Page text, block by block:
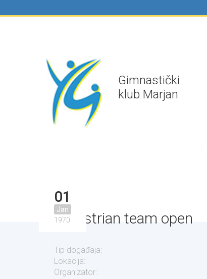
Gimnastički
klub Marjan
01
Jan
1970
3.Austrian team open
Tip događaja:
Lokacija:
Organizator: